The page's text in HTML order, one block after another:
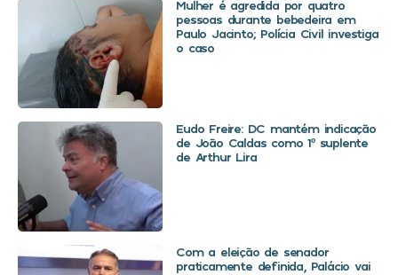
Mulher é agredida por quatro
pessoas durante bebedeira em
Paulo Jacinto; Polícia Civil investiga
o caso
Eudo Freire: DC mantém indicação
de João Caldas como 1º suplente
de Arthur Lira
Com a eleição de senador
praticamente definida, Palácio vai